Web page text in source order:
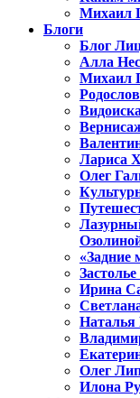
Михаил
Блоги
Блог
Алла
Михаил
Лариса
Олег
Ирина
Олег
Илона